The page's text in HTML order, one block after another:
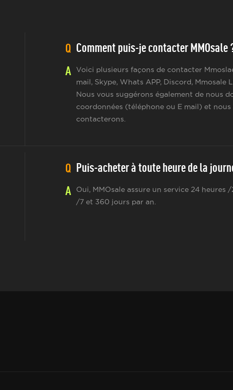
Q Comment puis-je contacter MMOsale
A
Voici plusieurs façons de contacter
mail, Skype, Whats APP, Discord, Mmosale
Nous vous suggérons également de nous
coordonnées (téléphone ou E mail) et nous
contacterons.
Q Puis-acheter à toute heure de la
A
Oui, MMOsale assure un service 24 heures
/7 et 360 jours par an.